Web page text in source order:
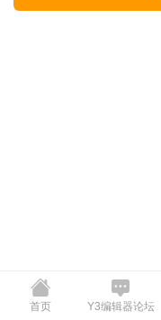
首页 Y3编辑器论坛